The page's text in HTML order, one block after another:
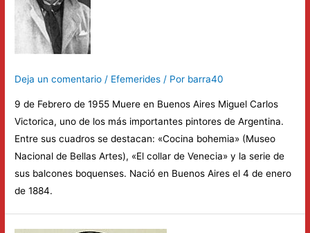
Deja un comentario / Efemerides / Por barra40
9 de Febrero de 1955 Muere en Buenos Aires Miguel Carlos
Victorica, uno de los más importantes pintores de Argentina.
Entre sus cuadros se destacan: «Cocina bohemia» (Museo
Nacional de Bellas Artes), «El collar de Venecia» y la serie de
sus balcones boquenses. Nació en Buenos Aires el 4 de enero
de 1884.